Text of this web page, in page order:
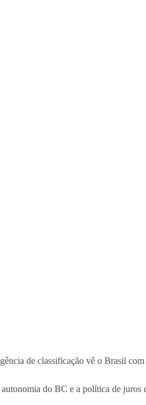
de classificação vê o Brasil
do BC e a política de juros